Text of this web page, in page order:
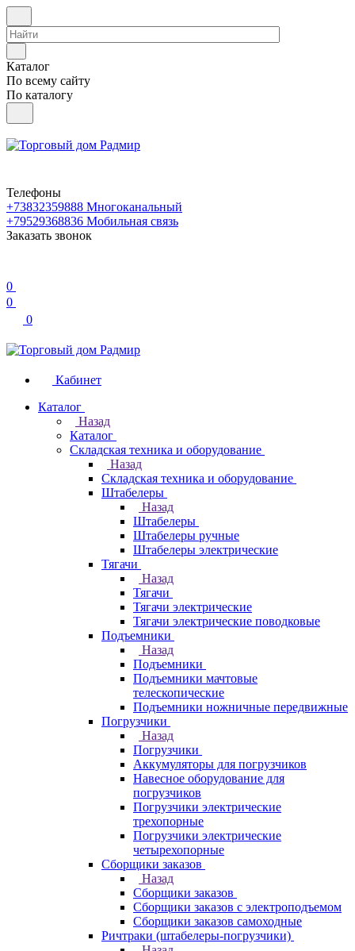
Каталог
По всему сайту
По каталогу
Телефоны
+73832359888 Многоканальный
+79529368836 Мобильная связь
Заказать звонок
0
0
0
Кабинет
Каталог
Назад
Каталог
Складская техника и оборудование
Назад
Складская техника и оборудование
Штабелеры
Назад
Штабелеры
Штабелеры ручные
Штабелеры электрические
Тягачи
Назад
Тягачи
Тягачи электрические
Тягачи электрические поводковые
Подъемники
Назад
Подъемники
Подъемники мачтовые
телескопические
Подъемники ножничные передвижные
Погрузчики
Назад
Погрузчики
Аккумуляторы для погрузчиков
Навесное оборудование для
погрузчиков
Погрузчики электрические
трехопорные
Погрузчики электрические
четырехопорные
Сборщики заказов
Назад
Сборщики заказов
Сборщики заказов с электроподъемом
Сборщики заказов самоходные
Ричтраки (штабелеры-погрузчики)